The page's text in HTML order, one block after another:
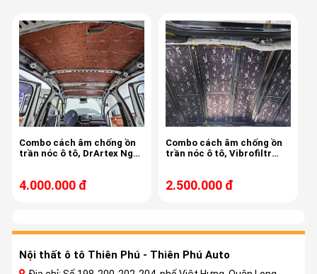
Combo cách âm chống ồn
trần nóc ô tô, DrArtex Nga,
4.000.000 đ
Combo cách âm chống ồn
trần nóc ô tô, Vibrofiltr
2.500.000 đ
Nội thất ô tô Thiên Phú - Thiên Phú Auto